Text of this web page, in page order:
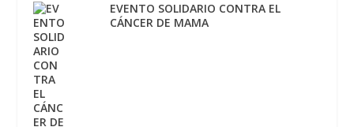
EVENTO SOLIDARIO CONTRA EL
CÁNCER DE MAMA